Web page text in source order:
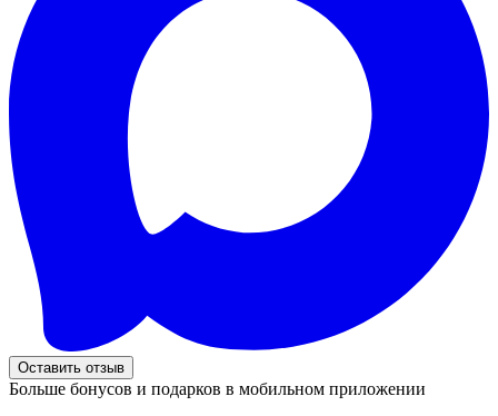
Оставить отзыв
Больше бонусов и подарков в мобильном приложении